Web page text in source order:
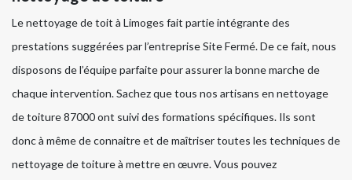
Le nettoyage de toit à Limoges fait partie intégrante des
prestations suggérées par l’entreprise Site Fermé. De ce fait, nous
disposons de l’équipe parfaite pour assurer la bonne marche de
chaque intervention. Sachez que tous nos artisans en nettoyage
de toiture 87000 ont suivi des formations spécifiques. Ils sont
donc à même de connaitre et de maîtriser toutes les techniques de
nettoyage de toiture à mettre en œuvre. Vous pouvez